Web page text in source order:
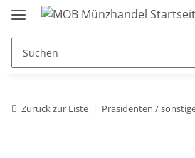
Zurück zur Liste Präsidenten /